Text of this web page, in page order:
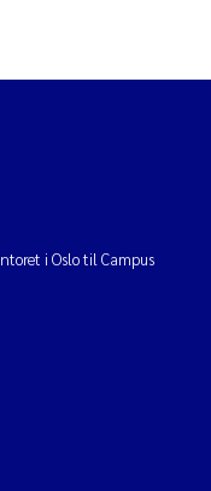
i Oslo til Campus